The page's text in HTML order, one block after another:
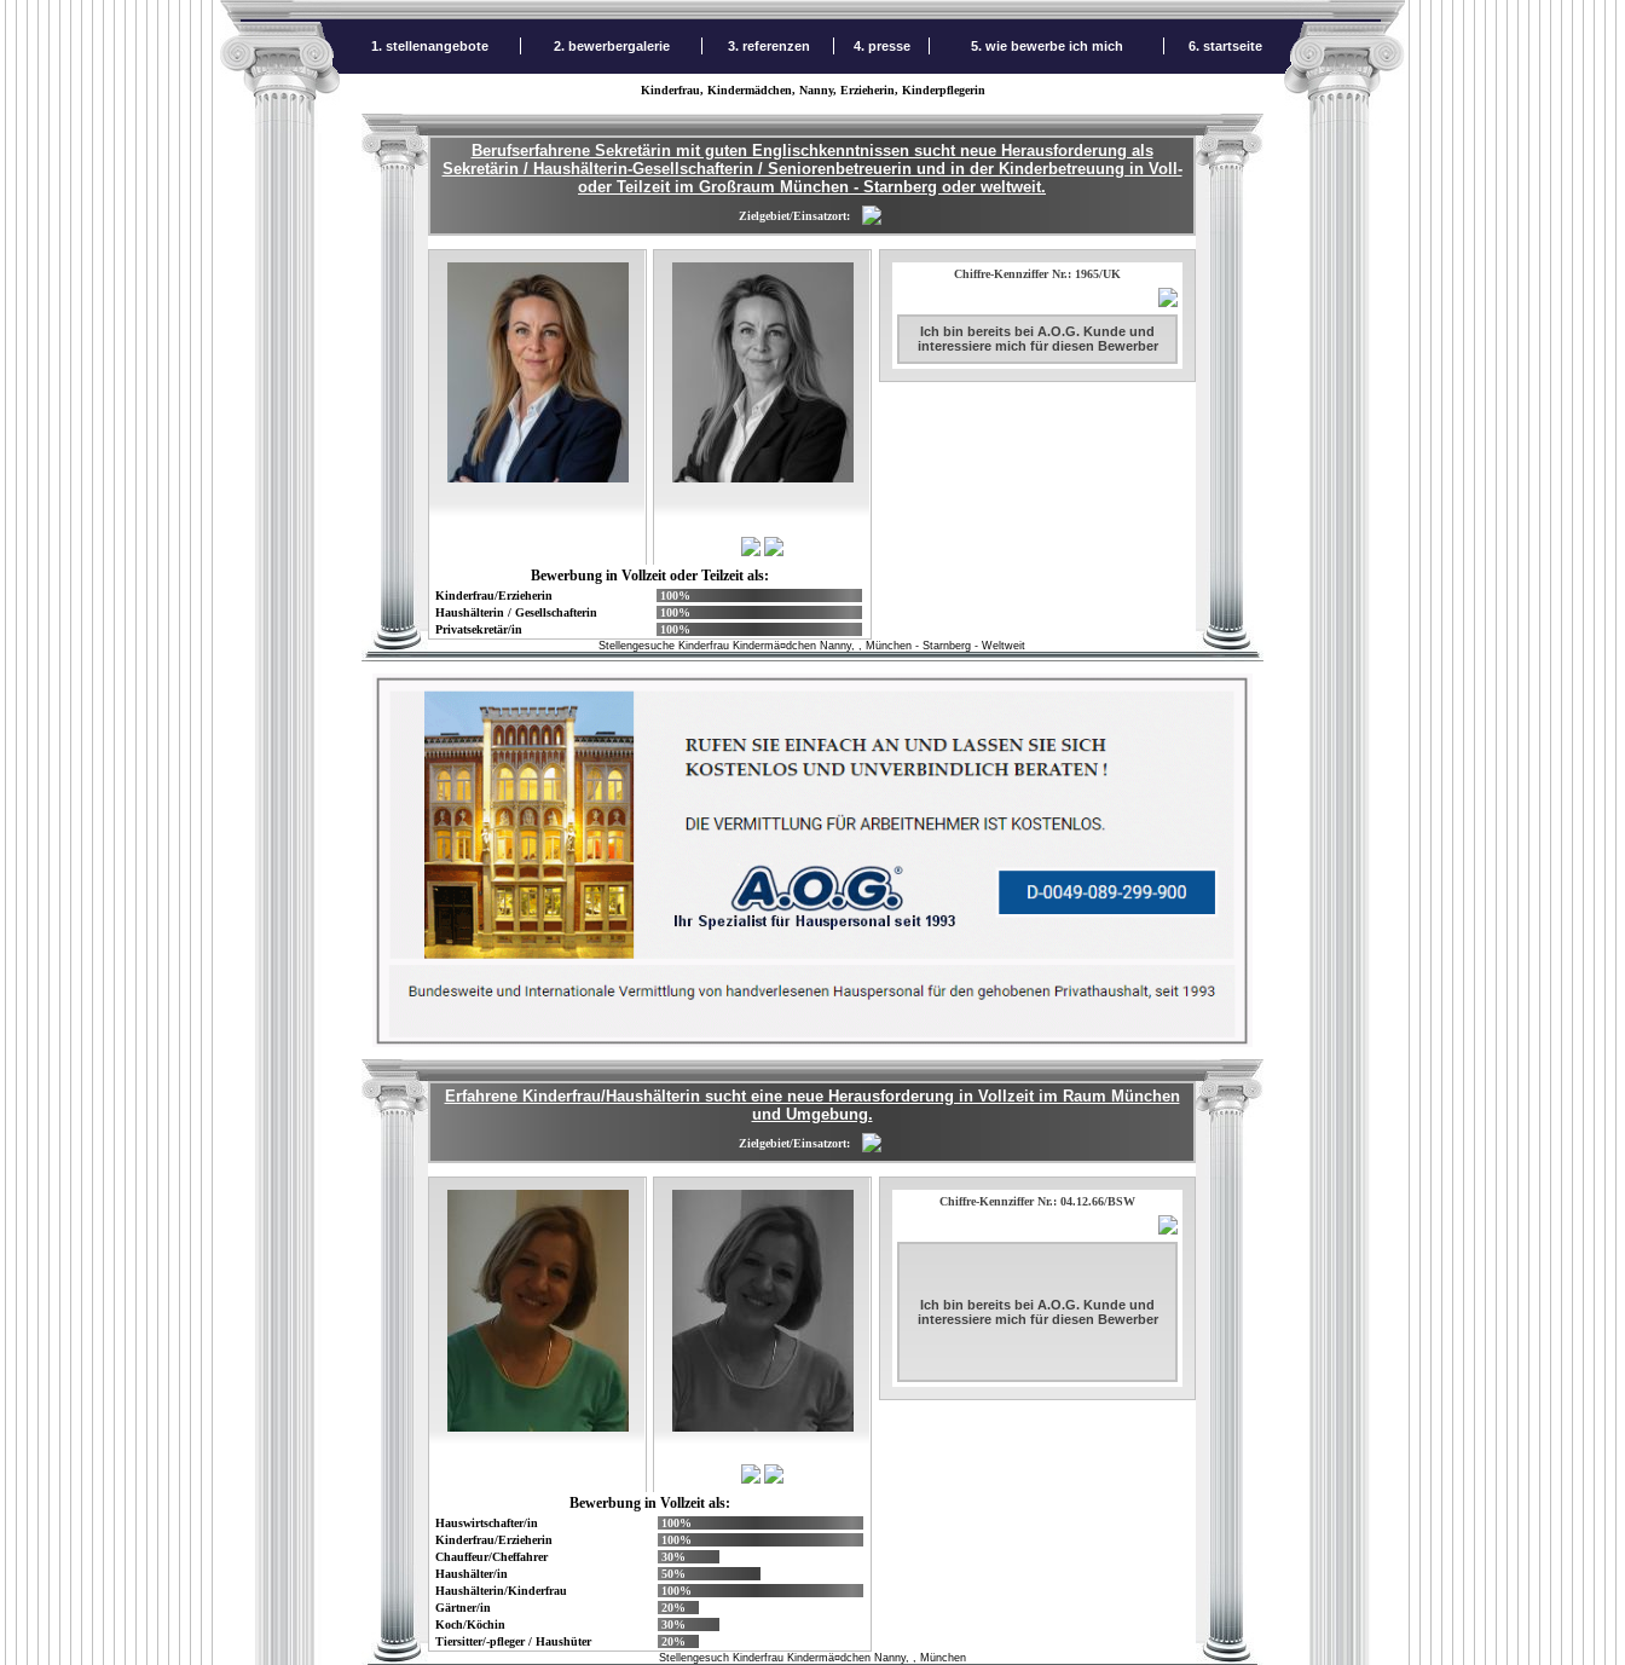
1. stellenangebote 2. bewerbergalerie 3. referenzen 4. presse 5. wie bewerbe ich mich 6. startseite
Kinderfrau, Kindermädchen, Nanny, Erzieherin, Kinderpflegerin
Berufserfahrene Sekretärin mit guten Englischkenntnissen sucht neue Herausforderung als
Sekretärin / Haushälterin-Gesellschafterin / Seniorenbetreuerin und in der Kinderbetreuung in Voll-
oder Teilzeit im Großraum München - Starnberg oder weltweit.
Zielgebiet/Einsatzort:
Bewerbung in Vollzeit oder Teilzeit als:
Kinderfrau/Erzieherin
100%
Haushälterin / Gesellschafterin
100%
Privatsekretär/in
100%
Chiffre-Kennziffer Nr.: 1965/UK
Ich bin bereits bei A.O.G. Kunde und
interessiere mich für diesen Bewerber
Stellengesuche Kinderfrau Kindermä¤dchen Nanny, , München - Starnberg - Weltweit
Erfahrene Kinderfrau/Haushälterin sucht eine neue Herausforderung in Vollzeit im Raum München
und Umgebung.
Zielgebiet/Einsatzort:
Bewerbung in Vollzeit als:
Hauswirtschafter/in
100%
Kinderfrau/Erzieherin
100%
Chauffeur/Cheffahrer
30%
Haushälter/in
50%
Haushälterin/Kinderfrau
100%
Gärtner/in
20%
Koch/Köchin
30%
Tiersitter/-pfleger / Haushüter
20%
Chiffre-Kennziffer Nr.: 04.12.66/BSW
Ich bin bereits bei A.O.G. Kunde und
interessiere mich für diesen Bewerber
Stellengesuch Kinderfrau Kindermä¤dchen Nanny, , München